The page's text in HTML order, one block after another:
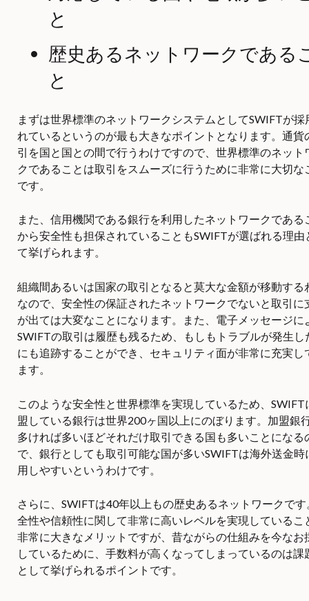
と
歴史あるネットワークである
と
まずは世界標準のネットワークシステムとしてSWIFTが採
れているというのが最も大きなポイントとなります。通貨
引を国と国との間で行うわけですので、世界標準のネット
クであることは取引をスムーズに行うために非常に大切な
です。
また、信用機関である銀行を利用したネットワークである
から安全性も担保されていることもSWIFTが選ばれる理由
て挙げられます。
組織間あるいは国家の取引となると莫大な金額が移動する
なので、安全性の保証されたネットワークでないと取引に
が出ては大変なことになります。また、電子メッセージに
SWIFTの取引は履歴も残るため、もしもトラブルが発生し
にも追跡することができ、セキュリティ面が非常に充実し
ます。
このような安全性と世界標準を実現しているため、SWIFT
盟している銀行は世界200ヶ国以上にのぼります。加盟銀
多ければ多いほどそれだけ取引できる国も多いことになる
で、銀行としても取引可能な国が多いSWIFTは海外送金時
用しやすいというわけです。
さらに、SWIFTは40年以上もの歴史あるネットワークです
全性や信頼性に関して非常に高いレベルを実現しているこ
非常に大きなメリットですが、昔ながらの仕組みを今なお
しているために、手数料が高くなってしまっているのは課
として挙げられるポイントです。